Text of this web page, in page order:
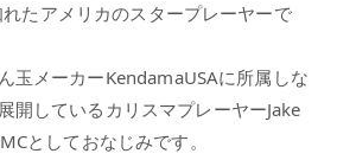
たアメリカのスタープレーヤーで
玉メーカーKendamaUSAに所属しな
開しているカリスマプレーヤーJake
としておなじみです。